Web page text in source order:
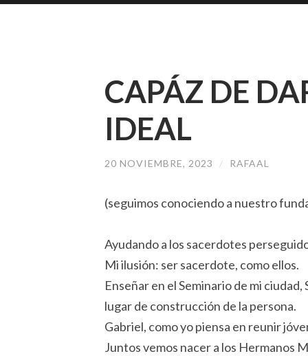
AL
CAPÁZ DE
IDEAL
20 NOVIEMBRE, 2023 / RAFAAL
(seguimos conociendo a nuestro
Ayudando a los sacerdotes
Mi ilusión: ser sacerdote, como ellos.
Enseñar en el Seminario de mi
lugar de construcción de la persona.
Gabriel, como yo piensa en reunir
Juntos vemos nacer a los Hermanos